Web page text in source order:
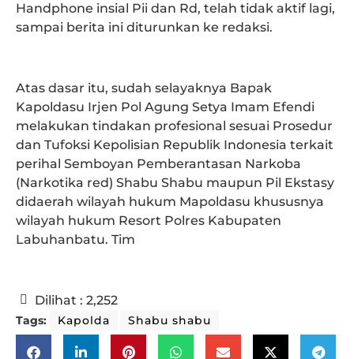
Handphone insial Pii dan Rd, telah tidak aktif lagi,
sampai berita ini diturunkan ke redaksi.
Atas dasar itu, sudah selayaknya Bapak
Kapoldasu Irjen Pol Agung Setya Imam Efendi
melakukan tindakan profesional sesuai Prosedur
dan Tufoksi Kepolisian Republik Indonesia terkait
perihal Semboyan Pemberantasan Narkoba
(Narkotika red) Shabu Shabu maupun Pil Ekstasy
didaerah wilayah hukum Mapoldasu khususnya
wilayah hukum Resort Polres Kabupaten
Labuhanbatu. Tim
Dilihat : 2,252
Tags: Kapolda Shabu shabu